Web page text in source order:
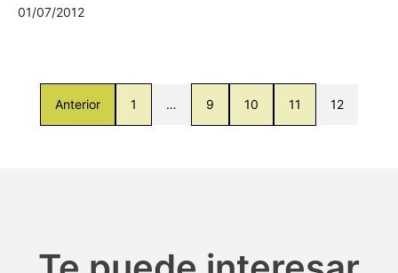
01/07/2012
Anterior 1 … 9 10 11 12